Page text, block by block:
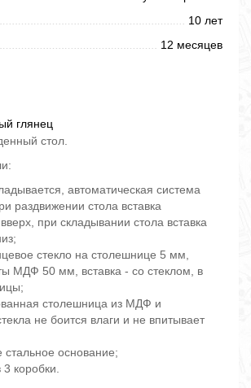
10 лет
12 месяцев
глянец
стол.
автоматическая система
раздвижении стола вставка
при складывании стола вставка
стекло на столешнице 5 мм,
МДФ 50 мм, вставка - со стеклом, в
столешница из МДФ и
не боится влаги и не впитывает
стальное основание;
коробки.